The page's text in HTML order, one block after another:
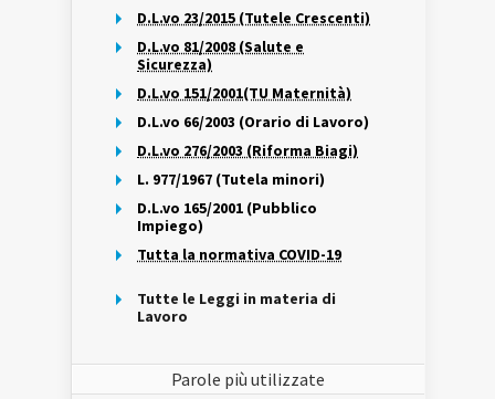
D.L.vo 23/2015 (Tutele Crescenti)
D.L.vo 81/2008 (Salute e
Sicurezza)
D.L.vo 151/2001(TU Maternità)
D.L.vo 66/2003 (Orario di Lavoro)
D.L.vo 276/2003 (Riforma Biagi)
L. 977/1967 (Tutela minori)
D.L.vo 165/2001 (Pubblico
Impiego)
Tutta la normativa COVID-19
Tutte le Leggi in materia di
Lavoro
Parole più utilizzate